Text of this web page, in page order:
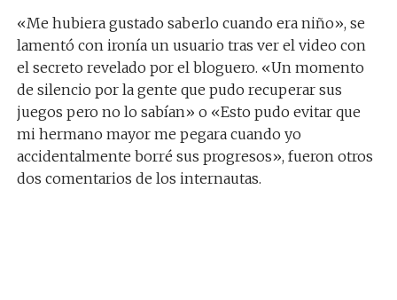
«Me hubiera gustado saberlo cuando era niño», se
lamentó con ironía un usuario tras ver el video con
el secreto revelado por el bloguero. «Un momento
de silencio por la gente que pudo recuperar sus
juegos pero no lo sabían» o «Esto pudo evitar que
mi hermano mayor me pegara cuando yo
accidentalmente borré sus progresos», fueron otros
dos comentarios de los internautas.